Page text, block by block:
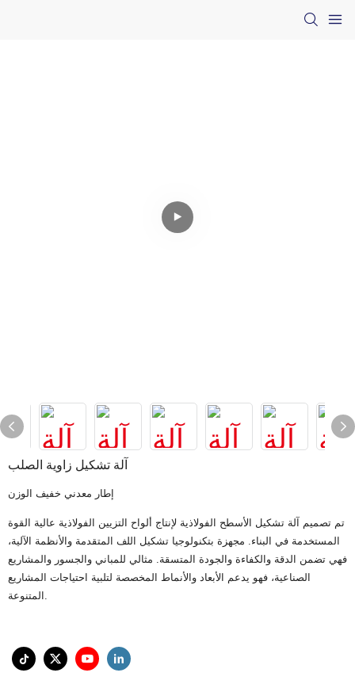
آلة تشكيل زاوية الصلب
إطار معدني خفيف الوزن
تم تصميم آلة تشكيل الأسطح الفولاذية لإنتاج ألواح التزيين الفولاذية عالية القوة
المستخدمة في البناء. مجهزة بتكنولوجيا تشكيل اللف المتقدمة والأنظمة الآلية،
فهي تضمن الدقة والكفاءة والجودة المتسقة. مثالي للمباني والجسور والمشاريع
الصناعية، فهو يدعم الأبعاد والأنماط المخصصة لتلبية احتياجات المشاريع
المتنوعة.